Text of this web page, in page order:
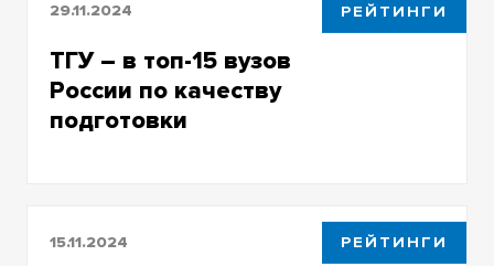
29.11.2024 РЕЙТИНГИ
ТГУ – в топ-15 вузов
России по качеству
подготовки
15.11.2024 РЕЙТИНГИ